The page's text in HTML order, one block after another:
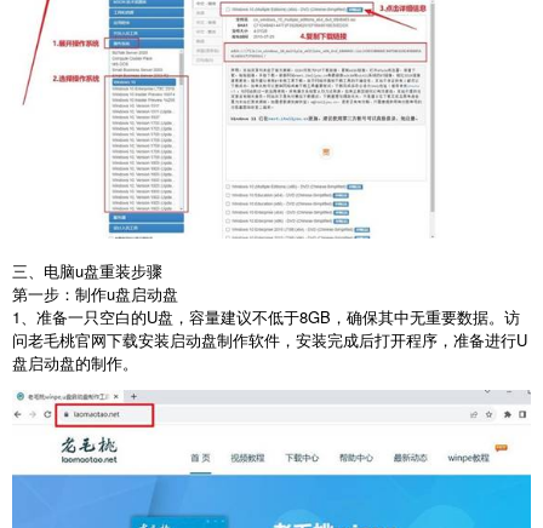
三、电脑u盘重装步骤
第一步：制作u盘启动盘
1、准备一只空白的U盘，容量建议不低于8GB ，确保其中无重要数据。访
问老毛桃官网下载安装启动盘制作软件，安装完成后打开程序，准备进行U
盘启动盘的制作。